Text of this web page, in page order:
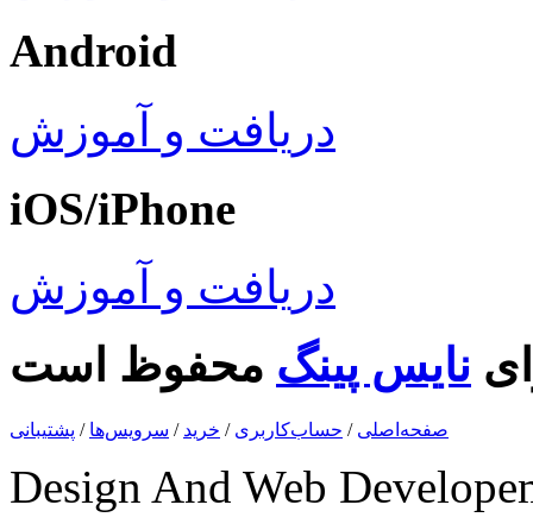
Android
دریافت و آموزش
iOS/iPhone
دریافت و آموزش
نایس پینگ
صفحه‌اصلی / حساب‌کاربری / خرید / سرویس‌ها / پشتیبانی
Design And Web